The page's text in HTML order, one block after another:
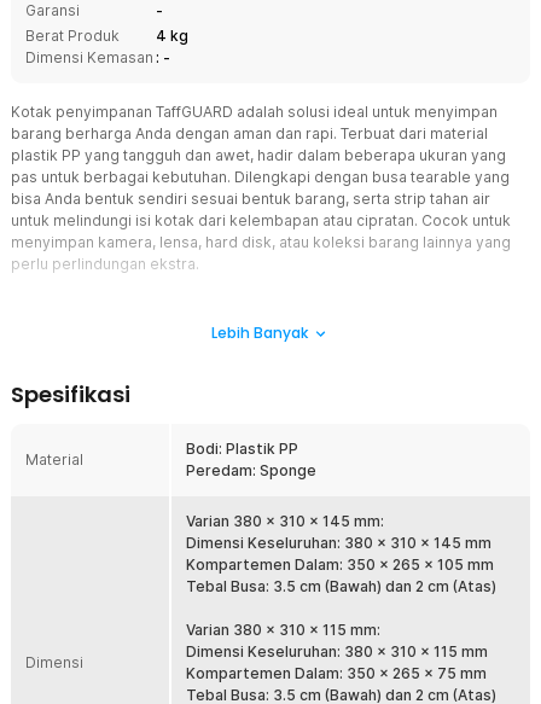
Garansi
-
Berat Produk
4 kg
Dimensi Kemasan : -
Kotak penyimpanan TaffGUARD adalah solusi ideal untuk menyimpan
barang berharga Anda dengan aman dan rapi. Terbuat dari material
plastik PP yang tangguh dan awet, hadir dalam beberapa ukuran yang
pas untuk berbagai kebutuhan. Dilengkapi dengan busa tearable yang
bisa Anda bentuk sendiri sesuai bentuk barang, serta strip tahan air
untuk melindungi isi kotak dari kelembapan atau cipratan. Cocok untuk
menyimpan kamera, lensa, hard disk, atau koleksi barang lainnya yang
perlu perlindungan ekstra.
tahan benturan dan tahan lama. Dengan konstruksi yang solid, Anda
mudah retak atau rusak. Ini menjadikannya pilihan yang andal untuk
penggunaan jangka panjang.
TaffGuard menyediakan beberapa ukuran yang berbeda untuk Anda
pilih sesuai kebutuhan penyimpanan. Mulai ukuran 280 x 310 x 145
mm, 380 x 310 x 115 mm, dan 268 x 250 x 85 mm. Dengan pilihan
ukuran ini, Anda bisa menyesuaikan dengan jenis dan jumlah barang
Di dalam kotak ini terdapat tearable sponge yang bisa Anda potong
atau bentuk sesuai bentuk barang yang akan disimpan. Fungsi busa
Lebih Banyak
Spesifikasi
Material
Bodi: Plastik PP
Peredam: Sponge
Dimensi
Varian 380 x 310 x 145 mm:
Dimensi Keseluruhan: 380 x 310 x 145 mm
Kompartemen Dalam: 350 x 265 x 105 mm
Tebal Busa: 3.5 cm (Bawah) dan 2 cm (Atas)
Varian 380 x 310 x 115 mm:
Dimensi Keseluruhan: 380 x 310 x 115 mm
Kompartemen Dalam: 350 x 265 x 75 mm
Tebal Busa: 3.5 cm (Bawah) dan 2 cm (Atas)